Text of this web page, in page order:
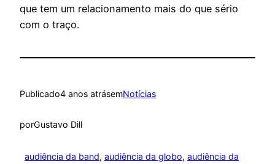
que tem um relacionamento mais do que sério
com o traço.
Publicado4 anos atrásemNotícias
porGustavo Dill
audiência da band, audiência da globo, audiência da